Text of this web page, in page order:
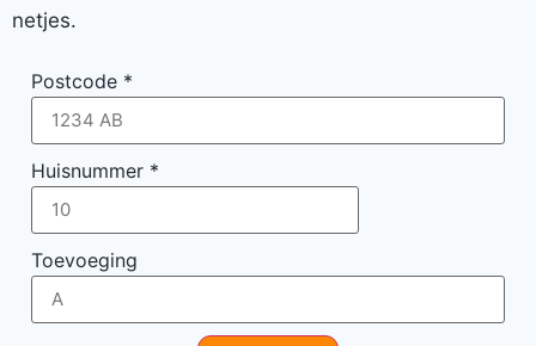
netjes.
Postcode *
Huisnummer *
Toevoeging